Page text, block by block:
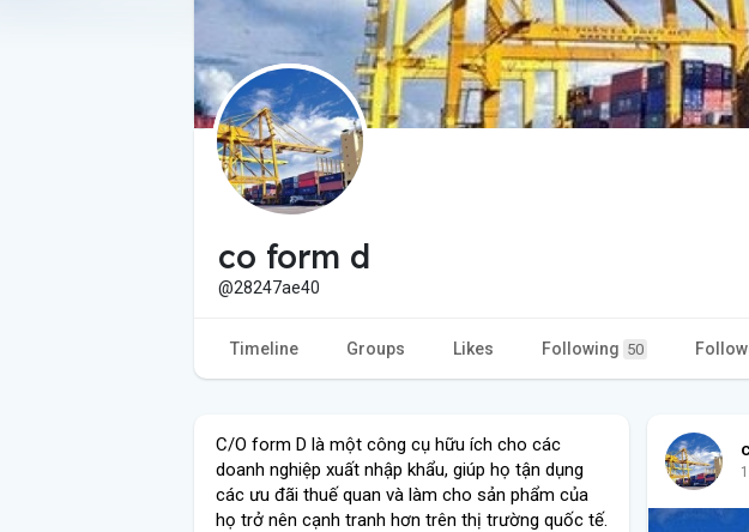
co form d
@28247ae40
Timeline Groups Likes Following 50
C/O form D là một công cụ hữu ích cho các
doanh nghiệp xuất nhập khẩu, giúp họ tận dụng
các ưu đãi thuế quan và làm cho sản phẩm của
họ trở nên cạnh tranh hơn trên thị trường quốc tế.